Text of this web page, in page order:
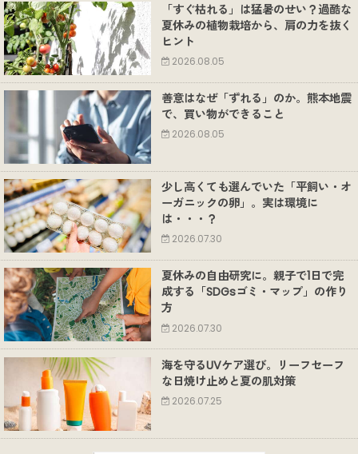
「すぐ枯れる」は猛暑のせい？過酷な
夏休みの植物栽培から、肩の力を抜く
ヒント
2026.08.05
善意はなぜ「ずれる」のか。熊本地震
で、買い物ができること
2026.08.05
少し高くても選んでいた「平飼い・オ
ーガニックの卵」。実は環境に
は・・・？
2026.07.30
夏休みの自由研究に。親子で1日で完
成する「SDGsゴミ・マップ」の作り
方
2026.07.30
海を守るUVケア選び。リーフセーフ
な日焼け止めと夏の肌対策
2026.07.25